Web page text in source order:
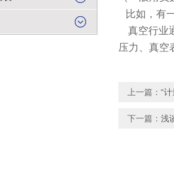
比如，有
真空行业
压力、真空
上一篇： “
下一篇： 浅